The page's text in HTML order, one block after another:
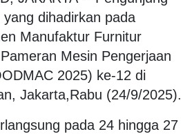
dihadirkan pada
Manufaktur Furnitur
Mesin Pengerjaan
2025) ke-12 di
Jakarta,Rabu (24/9/2025).
pada 24 hingga 27